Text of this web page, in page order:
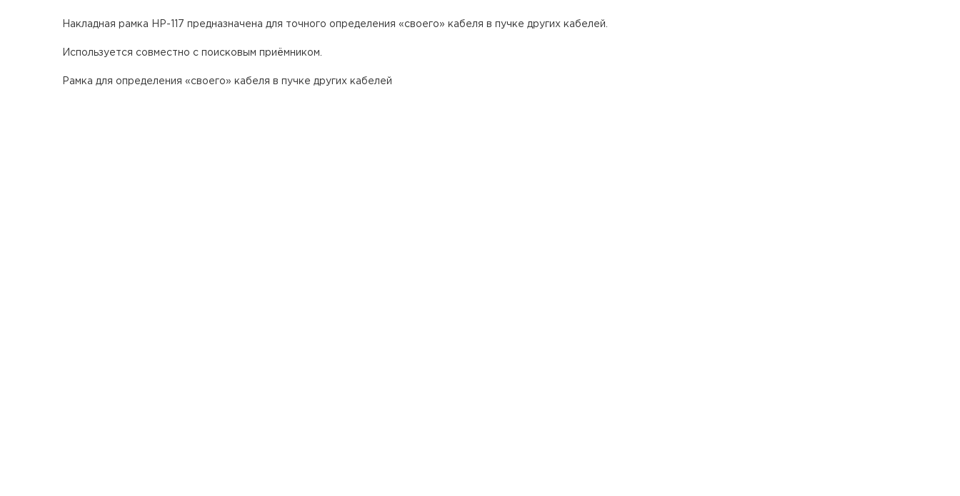
Накладная рамка НР-117 предназначена для точного определения «своего» кабеля в пучке других кабелей.
Используется совместно с поисковым приёмником.
Рамка для определения «своего» кабеля в пучке других кабелей